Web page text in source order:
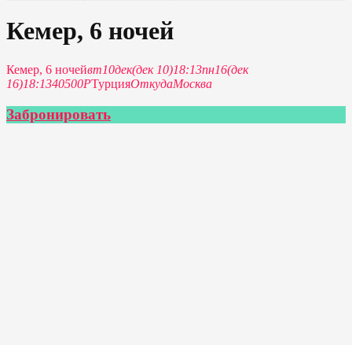
Кемер, 6 ночей
Кемер, 6 ночейвт10дек(дек 10)18:13пн16(дек
16)18:1340500РТурцияОткудаМосква
Забронировать